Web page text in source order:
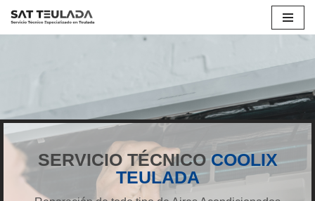
Saltar
SERVICIO TÉCNICO COOLIX
TEULADA